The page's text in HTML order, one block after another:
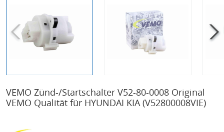
VEMO Zünd-/Startschalter V52-80-0008 Original
VEMO Qualität für HYUNDAI KIA(V52800008VIE)